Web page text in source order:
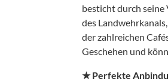
besticht durch seine
des
der zahlreichen
Geschehen und
★ Perfekte